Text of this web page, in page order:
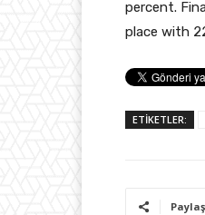
percent.
place with
ETİKETLER:
Paylaş